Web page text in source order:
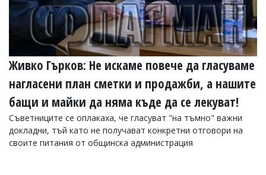
Живко Гърков: Не искаме повече да гласуваме
нагласени план сметки и продажби, а нашите
бащи и майки да няма къде да се лекуват!
Съветниците се оплакаха, че гласуват "на тъмно" важни
докладни, тъй като не получават конкретни отговори на
своите питания от общинска администрация